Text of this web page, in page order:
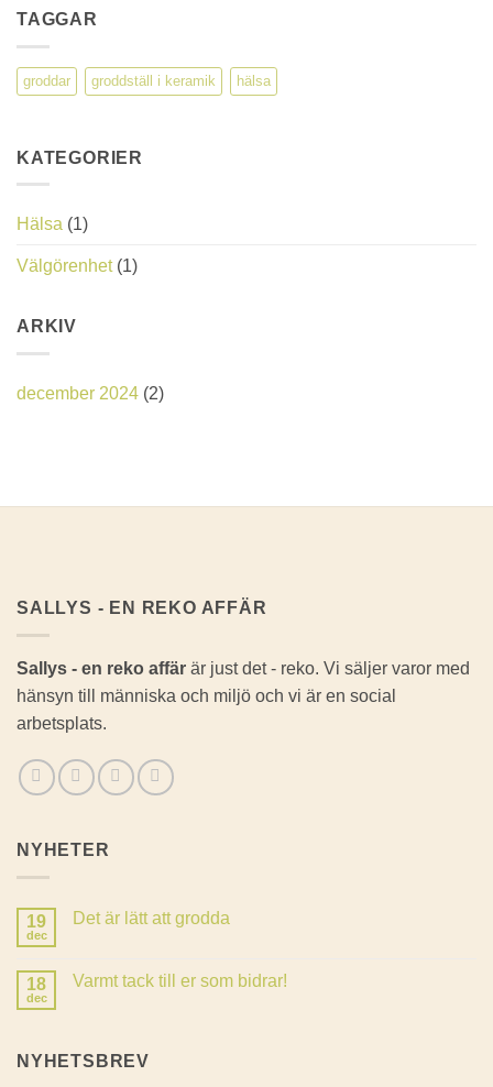
TAGGAR
groddar groddställ i keramik hälsa
KATEGORIER
Hälsa (1)
Välgörenhet(1)
ARKIV
december 2024 (2)
SALLYS - EN REKO AFFÄR
Sallys - en reko affär är just det - reko. Vi säljer varor med
hänsyn till människa och miljö och vi är en social
arbetsplats.
NYHETER
19
dec
Det är lätt att grodda
Det
18
dec
Varmt tack till er som bidrar!
tack
NYHETSBREV